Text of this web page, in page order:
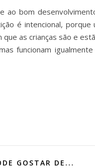
ao bom
é intencional,
as crianças são e
funcionam
GOSTAR DE...